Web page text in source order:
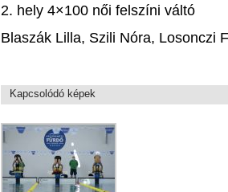
2. hely 4×100 női felszíni váltó
Blaszák Lilla, Szili Nóra, Losonczi
Kapcsolódó képek